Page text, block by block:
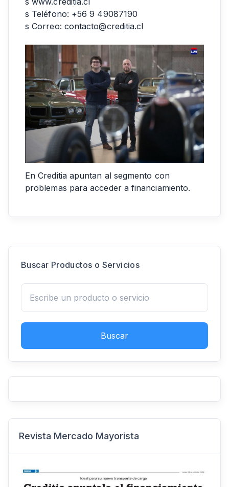
s Teléfono: +56 9 49087190
s Correo: contacto@creditia.cl
En Creditia apuntan al segmento con
problemas para acceder a financiamiento.
Buscar Productos o Servicios
Buscar
Revista Mercado Mayorista